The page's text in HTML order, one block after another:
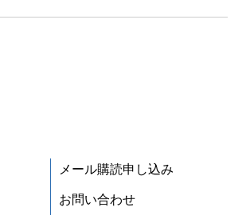
メール購読申し込み
お問い合わせ